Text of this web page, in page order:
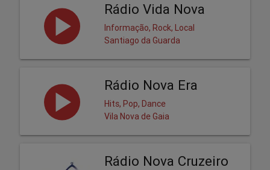
Rádio Vida Nova
Informação, Rock, Local
Santiago da Guarda
Rádio Nova Era
Hits, Pop, Dance
Vila Nova de Gaia
Rádio Nova Cruzeiro